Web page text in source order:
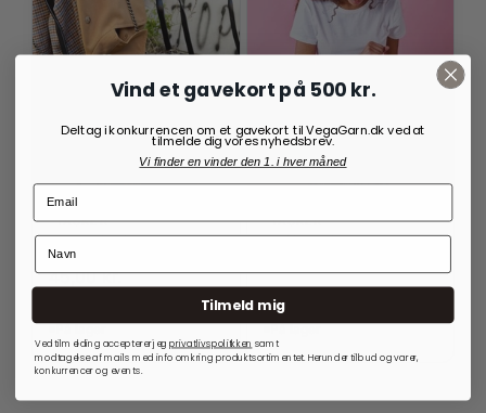
TASKER
Winter Clutch
45,00kr.
På lager
TASKER
Hæklet taske i Maja og
25,00kr.
På lager
Vind et gavekort på 500 kr.
Deltag i konkurrencen om et gavekort til VegaGarn.dk ved at
tilmelde dig vores nyhedsbrev.
Vi finder en vinder den 1. i hver måned
Tilmeld mig
Ved tilmelding accepterer jegprivatlivspolitkken samt
modtagelse af mails med info omkring produktsortimentet. Herunder tilbud og varer,
konkurrencer og events.